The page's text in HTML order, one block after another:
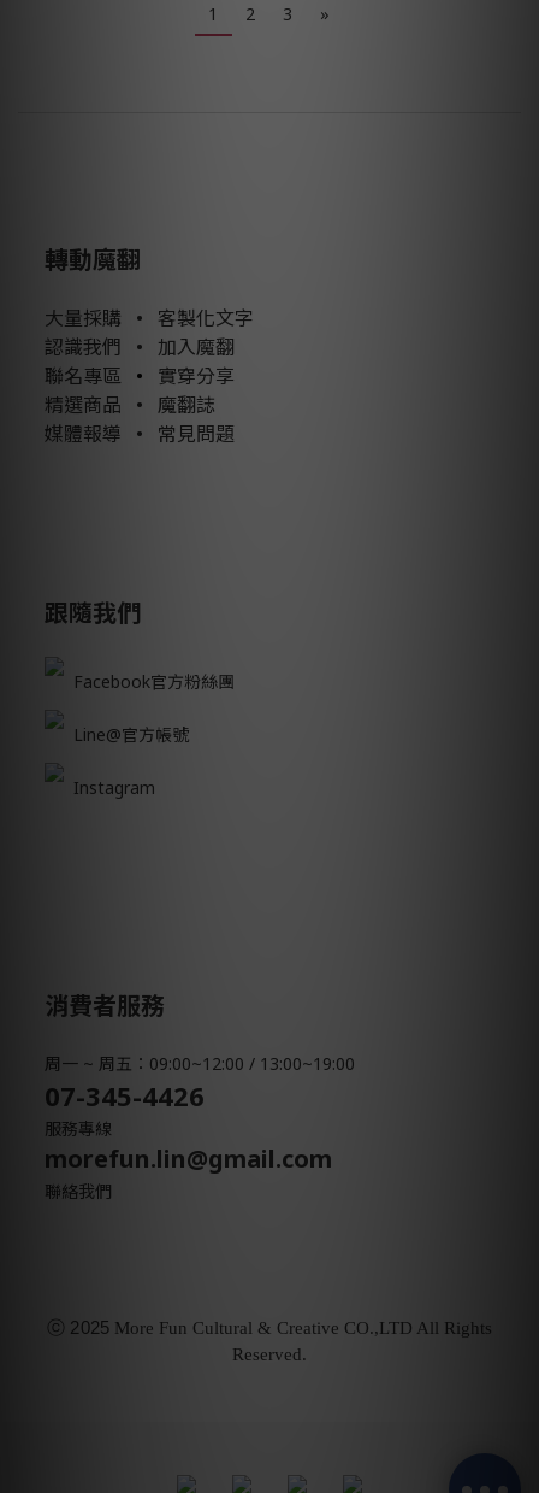
1 2 3 »
轉動魔翻
大量採購 •
客製化文字
認識我們 •
加入魔翻
聯名專區 •
實穿分享
精選商品 • 魔翻誌
媒體報導
• 常見問題
跟隨我們
Facebook官方粉絲團
Line@官方帳號
Instagram
消費者服務
周一 ~ 周五：09:00~12:00 / 13:00~19:00
07-345-4426
服務專線
morefun.lin@gmail.com
聯絡我們
ⓒ 2025 More Fun Cultural & Creative CO.,LTD All Rights
Reserved.